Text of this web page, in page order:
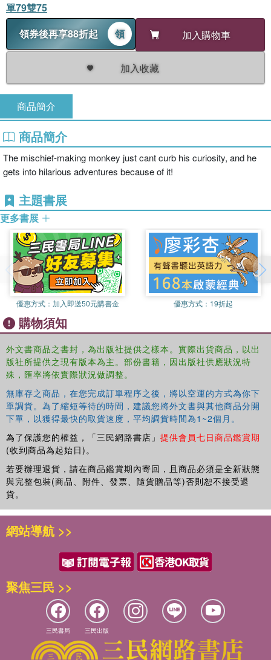
單79雙75
領券後再享88折起
領 加入購物車
加入收藏
商品簡介
商品簡介
The mischief-making monkey just cant curb his curiosity, and he
gets into hilarious adventures because of it!
主題書展
更多書展
優惠方式： 加入即送50元購書金 優惠方式： 19折起
購物須知
外文書商品之書封，為出版社提供之樣本。實際出貨商品，以出
版社所提供之現有版本為主。部份書籍，因出版社供應狀況特
殊，匯率將依實際狀況做調整。
無庫存之商品，在您完成訂單程序之後，將以空運的方式為你下
單調貨。為了縮短等待的時間，建議您將外文書與其他商品分開
下單，以獲得最快的取貨速度，平均調貨時間為1~2個月。
為了保護您的權益，「三民網路書店」 提供會員七日商品鑑賞期
(收到商品為起始日)。
若要辦理退貨，請在商品鑑賞期內寄回，且商品必須是全新狀態
與完整包裝(商品、附件、發票、隨貨贈品等)否則恕不接受退
貨。
網站導航 >>
聚焦三民 >>
三民書局 三民出版